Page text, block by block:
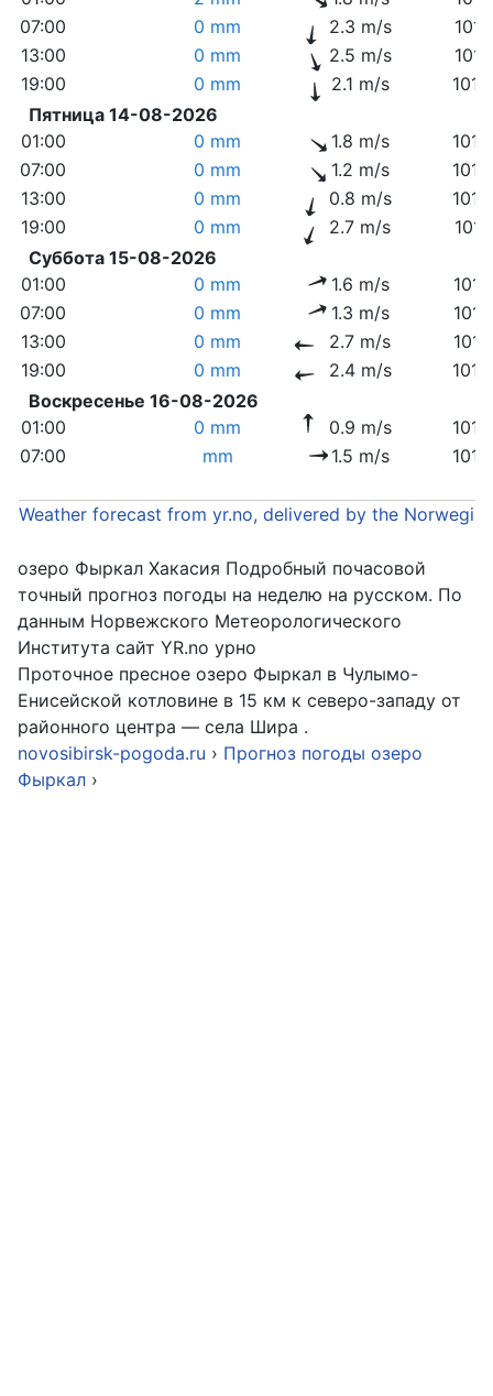
07:00
0 mm 2.3 m/s
13:00
0 mm 2.5 m/s
19:00
0 mm 2.1 m/s
Пятница 14-08-2026
01:00
0 mm 1.8 m/s
07:00
0 mm 1.2 m/s
13:00
0 mm 0.8 m/s
19:00
0 mm 2.7 m/s
Суббота 15-08-2026
01:00
0 mm 1.6 m/s
07:00
0 mm 1.3 m/s
13:00
0 mm 2.7 m/s
19:00
0 mm 2.4 m/s
Воскресенье 16-08-2026
01:00
0 mm 0.9 m/s
07:00
mm 1.5 m/s
Weather forecast from yr.no, delivered by the
озеро Фыркал Хакасия Подробный почасовой
точный прогноз погоды на неделю на русском. По
данным Норвежского Метеорологического
Института сайт YR.no урно
Проточное пресное озеро Фыркал в Чулымо-
Енисейской котловине в 15 км к северо-западу от
районного центра — села Шира .
novosibirsk-pogoda.ru › Прогноз погоды озеро
Фыркал ›